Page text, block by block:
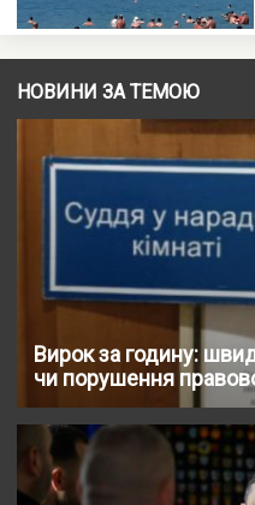
НОВИНИ ЗА ТЕМОЮ
Вирок за годину:
чи порушення